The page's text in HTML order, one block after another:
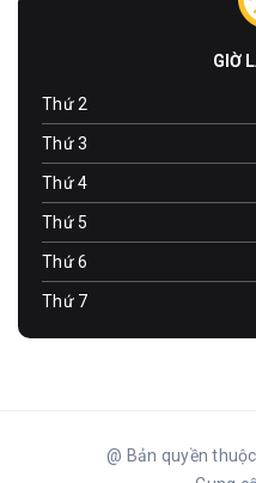
GIỜ
Thứ 2
Thứ 3
Thứ 4
Thứ 5
Thứ 6
Thứ 7
@ Bản quyền